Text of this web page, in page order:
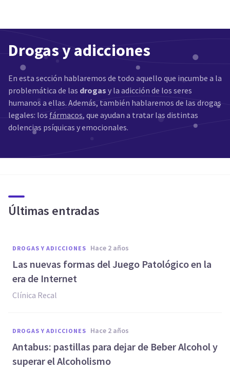
Drogas y adicciones
En esta sección hablaremos de todo aquello que incumbe a la
problemática de las drogas y la adicción de los seres
humanos a ellas. Además, también hablaremos de las drogas
legales: los fármacos, que ayudan a tratar las distintas
dolencias psíquicas y emocionales.
Últimas entradas
DROGAS Y ADICCIONES hace 2 años
Las nuevas formas del Juego Patológico en la
era de Internet
Clínica Recal
DROGAS Y ADICCIONES hace 2 años
Antabus: pastillas para dejar de Beber Alcohol y
superar el Alcoholismo